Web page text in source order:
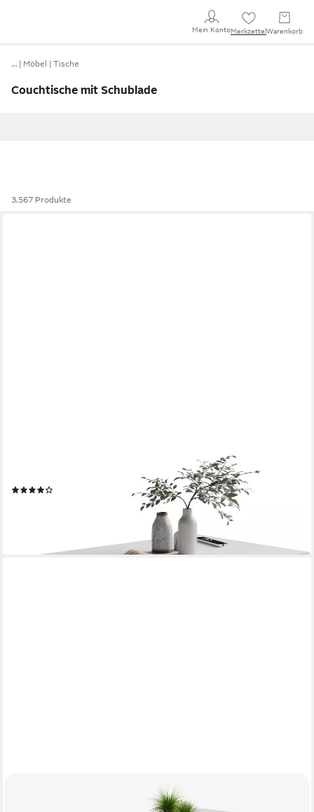
Mein KontoMerkzettel Warenkorb
… Möbel Tische
Couchtische mit Schublade
3.567 Produkte
Couchtisch Detroit, Holz 2 Ablagen 90x60cm Modern Eckig
Couchtisch Orlando, Stauraum 3 Ablagen Holz Modern